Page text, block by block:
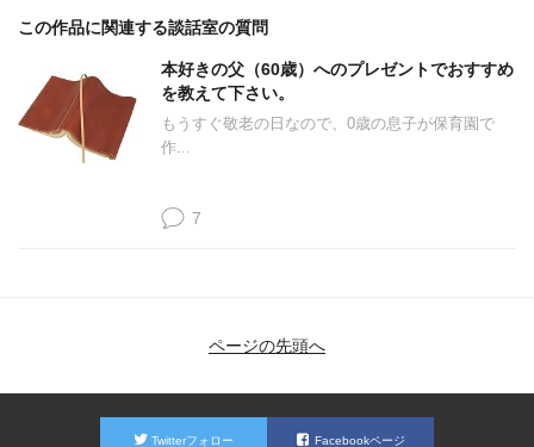
この作品に関連する談話室の質問
本好きの父（60歳）へのプレゼントでおすすめ
を教えて下さい。
もうすぐ敬老の日なので、0歳の息子が保育園で
作...
7
ページの先頭へ
Twitterフォロー Facebookページ